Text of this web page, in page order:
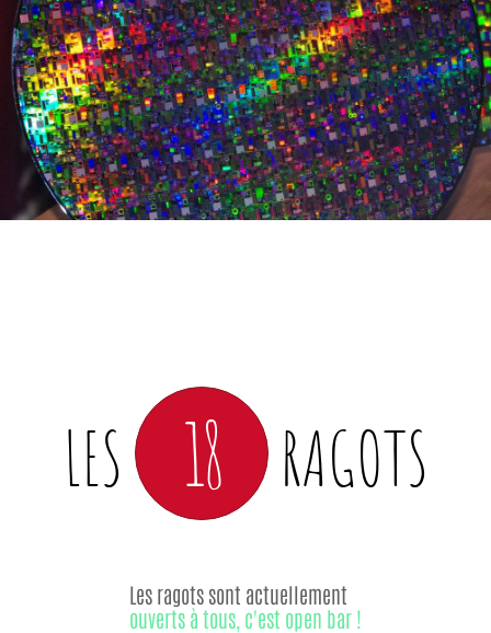
LES 18 RAGOTS
Les ragots sont actuellement
ouverts à tous, c'est open bar !